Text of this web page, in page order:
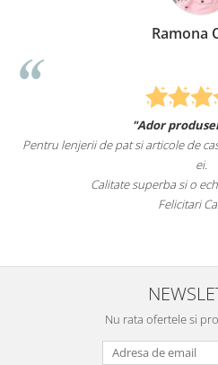
Ramona
"Ador
Pentru lenjerii de pat si articole de
ei.
Calitate superba si o
Felicitari
Nu rata ofertele si